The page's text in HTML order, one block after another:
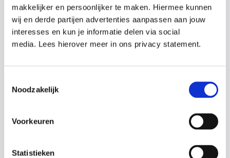
makkelijker en persoonlijker te maken. Hiermee kunnen
wij en derde partijen advertenties aanpassen aan jouw
interesses en kun je informatie delen via social
media. Lees hierover meer in ons privacy statement.
Noodzakelijk
Voorkeuren
Statistieken
november van19:00 – 22:00 uur.
Tijdens de praktijktraining wordt veel tijd besteed
aan het oefenen van de competenties, zoals het
Omdat al onze docenten artsen en co-assistenten
EHBO cursus op de website in je winkelmandje